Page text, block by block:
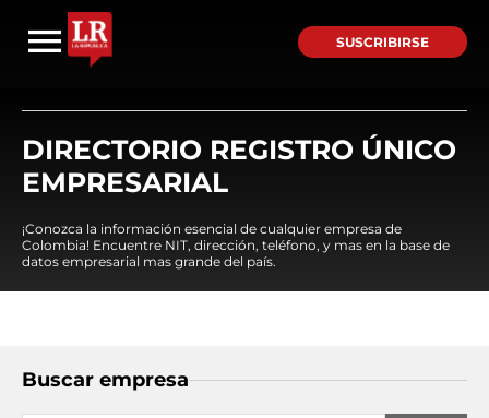
SUSCRIBIRSE
DIRECTORIO REGISTRO ÚNICO
EMPRESARIAL
¡Conozca la información esencial de cualquier empresa de
Colombia! Encuentre NIT, dirección, teléfono, y mas en la base de
datos empresarial mas grande del país.
Buscar empresa